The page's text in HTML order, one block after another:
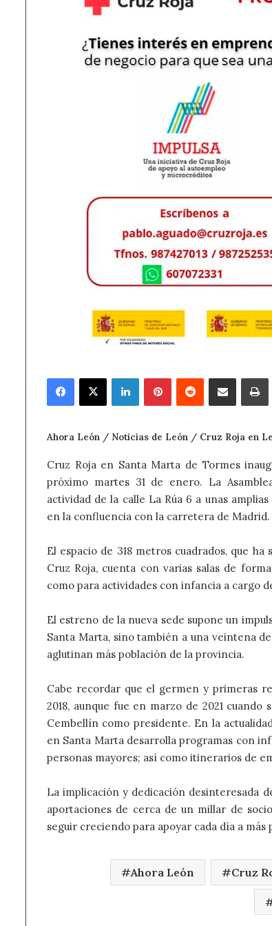
Facebook
X LinkedInPinterestReddit Compartir por correo
Ahora León / Noticias de León / Cruz Roja en
Cruz Roja en Santa Marta de Tormes
próximo martes 31 de enero. La
actividad de la calle La Rúa 6 a unas
en la confluencia con la carretera de Madrid.
El espacio de 318 metros cuadrados, que
Cruz Roja, cuenta con varias salas de
como para actividades con infancia a cargo
El estreno de la nueva sede supone un
Santa Marta, sino también a una veintena
aglutinan más población de la provincia.
Cabe recordar que el germen y primeras
2018, aunque fue en marzo de 2021
Cembellín como presidente. En la
en Santa Marta desarrolla programas con
personas mayores; así como itinerarios de
La implicación y dedicación desinteresada
aportaciones de cerca de un millar de
seguir creciendo para apoyar cada día a más
Ahora León Cruz